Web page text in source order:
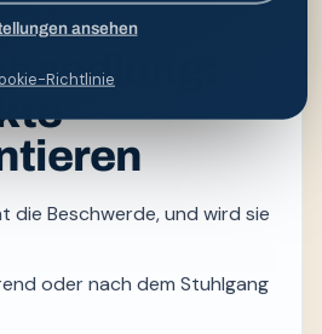
ansehen
Richtlinie
die Beschwerde, und wird sie
oder nach dem Stuhlgang